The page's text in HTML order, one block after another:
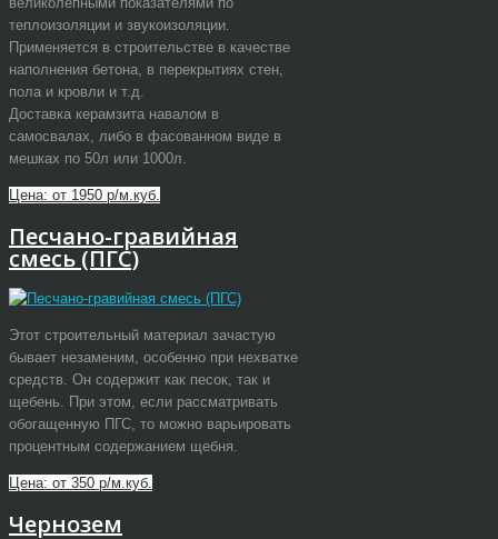
теплоизоляции и звукоизоляции.
Применяется в строительстве в качестве
наполнения бетона, в перекрытиях стен,
пола и кровли и т.д.
Доставка керамзита навалом в
самосвалах, либо в фасованном виде в
мешках по 50л или 1000л.
Цена: от 1950 р/м.куб.
Песчано-гравийная
смесь (ПГС)
Этот строительный материал зачастую
бывает незаменим, особенно при нехватке
средств. Он содержит как песок, так и
щебень. При этом, если рассматривать
обогащенную ПГС, то можно варьировать
процентным содержанием щебня.
Цена: от 350 р/м.куб.
Чернозем